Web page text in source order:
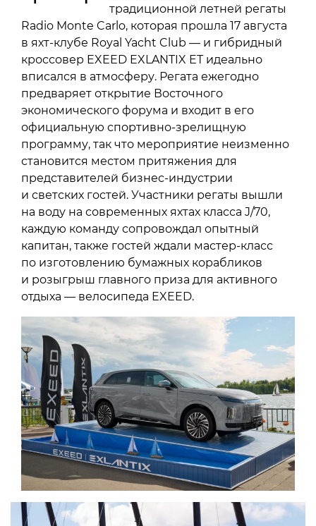
традиционной летней регаты
Radio Monte Carlo, которая прошла 17 августа
в яхт-клубе Royal Yacht Club — и гибридный
кроссовер EXEED EXLANTIX EТ идеально
вписался в атмосферу. Регата ежегодно
предваряет открытие Восточного
экономического форума и входит в его
официальную спортивно-зрелищную
программу, так что мероприятие неизменно
становится местом притяжения для
представителей бизнес-индустрии
и светских гостей. Участники регаты вышли
на воду на современных яхтах класса J/70,
каждую команду сопровождал опытный
капитан, также гостей ждали мастер-класс
по изготовлению бумажных корабликов
и розыгрыш главного приза для активного
отдыха — велосипеда EXEED.